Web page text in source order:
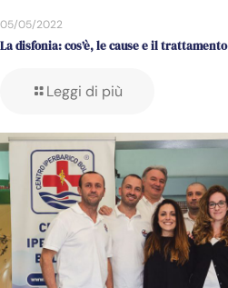
05/05/2022
La disfonia: cos’è, le cause e il trattamento
Leggi di più